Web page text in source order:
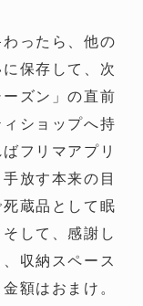
ったら、他の
保存して、次
ズン」の直前
ショップへ持
フリマアプリ
放す本来の目
蔵品として眠
して、感謝し
収納スペース
額はおまけ。